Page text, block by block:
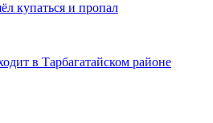
купаться и пропал
в Тарбагатайском районе